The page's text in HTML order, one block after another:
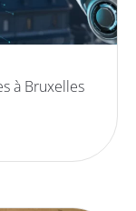
à Bruxelles